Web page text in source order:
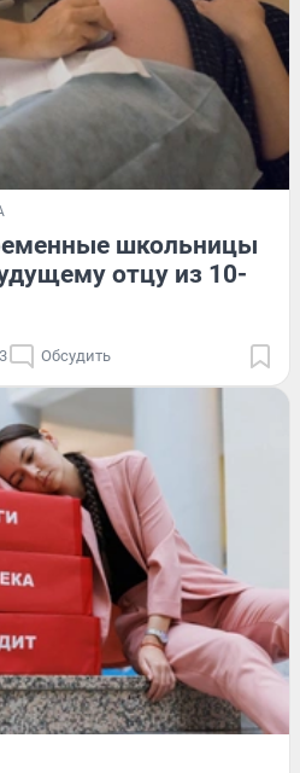
школьницы
отцу из 10-
Обсудить